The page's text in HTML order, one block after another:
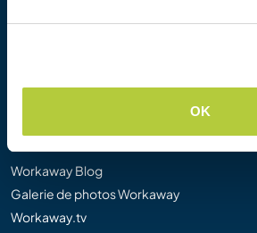
OK
Réductions et partenaires
Communauté
Workaway Blog
Galerie de photos Workaway
Workaway.tv